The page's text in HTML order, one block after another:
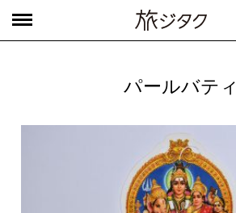
パールバティ